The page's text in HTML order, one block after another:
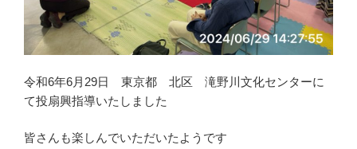
令和6年6月29日 東京都 北区 滝野川文化センターに
て投扇興指導いたしました
皆さんも楽しんでいただいたようです